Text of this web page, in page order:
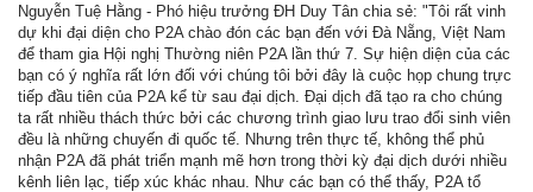
Nguyễn Tuệ Hằng - Phó hiệu trưởng ĐH Duy Tân chia sẻ: "Tôi rất vinh
dự khi đại diện cho P2A chào đón các bạn đến với Đà Nẵng, Việt Nam
để tham gia Hội nghị Thường niên P2A lần thứ 7. Sự hiện diện của các
bạn có ý nghĩa rất lớn đối với chúng tôi bởi đây là cuộc họp chung trực
tiếp đầu tiên của P2A kể từ sau đại dịch. Đại dịch đã tạo ra cho chúng
ta rất nhiều thách thức bởi các chương trình giao lưu trao đổi sinh viên
đều là những chuyến đi quốc tế. Nhưng trên thực tế, không thể phủ
nhận P2A đã phát triển mạnh mẽ hơn trong thời kỳ đại dịch dưới nhiều
kênh liên lạc, tiếp xúc khác nhau. Như các bạn có thể thấy, P2A tổ